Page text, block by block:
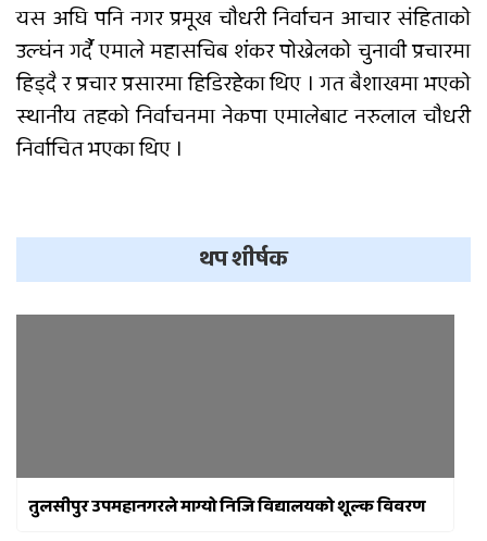
यस अघि पनि नगर प्रमूख चौधरी निर्वाचन आचार संहिताको
उल्घंन गर्दै एमाले महासचिब शंकर पोख्रेलको चुनावी प्रचारमा
हिड्दै र प्रचार प्रसारमा हिडिरहेका थिए । गत बैशाखमा भएको
स्थानीय तहको निर्वाचनमा नेकपा एमालेबाट नरुलाल चौधरी
निर्वाचित भएका थिए ।
थप शीर्षक
तुलसीपुर उपमहानगरले माग्यो निजि विद्यालयको शूल्क विवरण